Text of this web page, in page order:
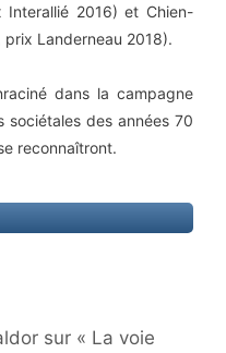
Interallié 2016) et Chien-
prix Landerneau 2018).
dans la campagne
sociétales des années 70
reconnaîtront.
sur « La voie